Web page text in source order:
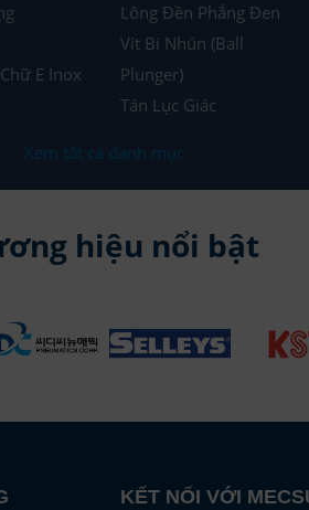
E Inox
Lông Đền Phẳng Đen
Vít Bi Nhún (Ball
Plunger)
Tán Lục Giác
Xem tất cả danh mục
hiệu nổi bật
KẾT NỐI VỚI